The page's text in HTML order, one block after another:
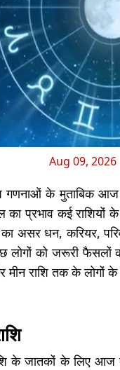
Aug 09, 2026
गणनाओं के मुताबिक आज
का प्रभाव कई
का असर धन, करियर,
लोगों को जरूरी फैसलों
राशि तक के लोगों के
के जातकों के लिए आज